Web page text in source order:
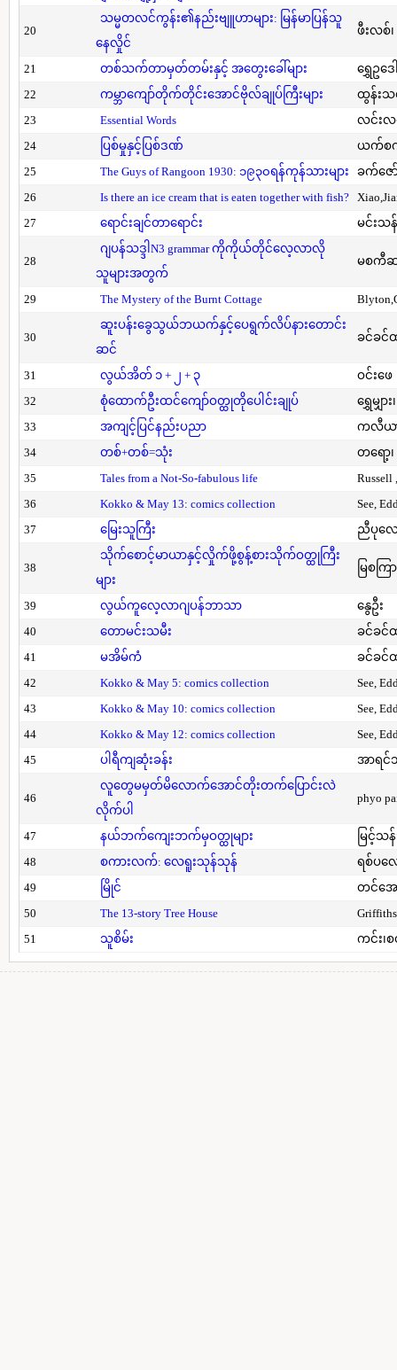
20
သမ္မတလင်ကွန်း၏နည်းဗျူဟာများ: မြန်မာပြန်သူ
နေလှိုင်
ဖီးလစ်
21 တစ်သက်တာမှတ်တမ်းနှင့် အတွေးခေါ်များ
ရွှေဥဒေ
22
ကမ္ဘာကျော်တိုက်တိုင်းအောင်ဗိုလ်ချုပ်ကြီးများ
ထွန်းသ
23
Essential Words
လင်းလ
24
ပြစ်မှုနှင့်ပြစ်ဒဏ်
ယက်စကီ
25
The Guys of Rangoon 1930: ၁၉၃၀ရန်ကုန်သားများ
ခက်ဇေ
26
Is there an ice cream that is eaten together with fish?
27
ရောင်းချင်တာရောင်း မင်းသ
28
ဂျပန်သဒ္ဒါN3 grammar ကိုကိုယ်တိုင်လေ့လာလို
သူများအတွက်
မစကီ
29 The Mystery of the Burnt Cottage
30
ဆူးပန်းခွေသွယ်ဘယက်နှင့်ပေရွက်လိပ်နားတောင်း
ဆင်
ခင်ခင်
31 လွယ်အိတ် ၁ + ၂ + ၃
ဝင်းဖေ
32
စုံထောက်ဦးထင်ကျော်ဝတ္ထုတိုပေါင်းချုပ်
ရွှေမျှား
33
အကျင့်ပြင်နည်းပညာ
ကလီယာ
34
တစ်+တစ်=သုံး
တရော့၊
35
Tales from a Not-So-fabulous life
Russell
36
Kokko & May 13: comics collection
See,
37
မြေးသူကြီး ညီပုလေ
38
သိုက်စောင့်မာယာနှင့်လှိုက်ဖို့စွန့်စားသိုက်ဝတ္ထုကြီး
များ
မြစကြာ
39 လွယ်ကူလေ့လာဂျပန်ဘာသာ
နွေဦး
40
တောမင်းသမီး
ခင်ခင်
41
မအိမ်ကံ
ခင်ခင်
42
Kokko & May 5: comics collection
See,
43
Kokko & May 10: comics collection
See,
44
Kokko & May 12: comics collection
See,
45
ပါရီကျဆုံးခန်း အာရင်
46
လူတွေမမှတ်မိလောက်အောင်တိုးတက်ပြောင်းလဲ
လိုက်ပါ
phyo
47 နယ်ဘက်ကျေးဘက်မှဝတ္ထုများ
မြင့်သန်
48
စကားလက်: လေရူးသုန်သုန်
ရစ်ပလ
49
မြိုင်
တင်အေ
50
The 13-story Tree House
51
သူစိမ်း ကင်း၊